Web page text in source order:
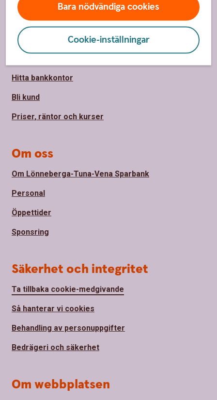
Bara nödvändiga cookies
Cookie-inställningar
Sidfot
Hitta snabbt
Kontakta oss
Hitta bankkontor
Bli kund
Priser, räntor och kurser
Om oss
Om Lönneberga-Tuna-Vena Sparbank
Personal
Öppettider
Sponsring
Säkerhet och integritet
Ta tillbaka cookie-medgivande
Så hanterar vi cookies
Behandling av personuppgifter
Bedrägeri och säkerhet
Om webbplatsen